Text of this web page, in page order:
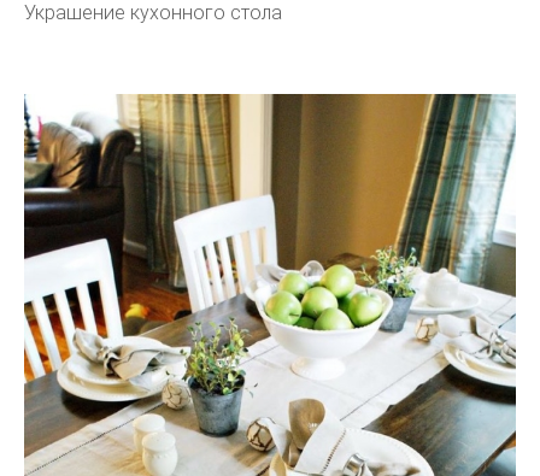
Украшение кухонного стола